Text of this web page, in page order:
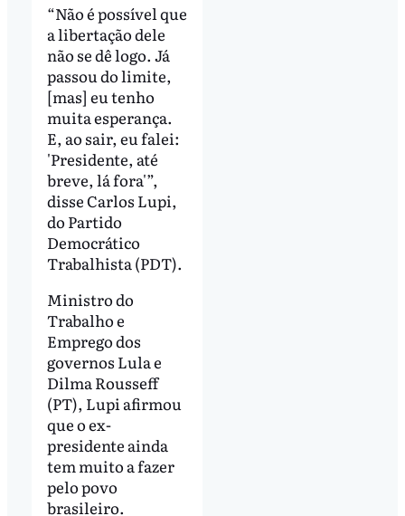
“Não é possível que
a libertação dele
não se dê logo. Já
passou do limite,
[mas] eu tenho
muita esperança.
E, ao sair, eu falei:
'Presidente, até
breve, lá fora'”,
disse Carlos Lupi,
do Partido
Democrático
Trabalhista (PDT).
Ministro do
Trabalho e
Emprego dos
governos Lula e
Dilma Rousseff
(PT), Lupi afirmou
que o ex-
presidente ainda
tem muito a fazer
pelo povo
brasileiro.